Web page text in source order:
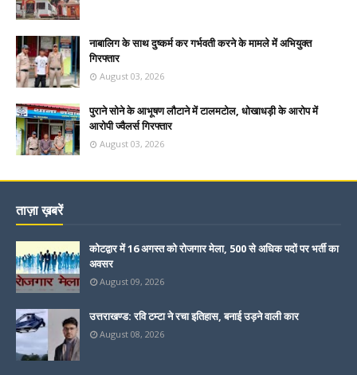
नाबालिग के साथ दुष्कर्म कर गर्भवती करने के मामले में अभियुक्त
गिरफ्तार
August 03, 2026
पुराने सोने के आभूषण लौटाने में टालमटोल, धोखाधड़ी के आरोप में
आरोपी ज्वैलर्स गिरफ्तार
August 03, 2026
ताज़ा ख़बरें
कोटद्वार में 16 अगस्त को रोजगार मेला, 500 से अधिक पदों पर भर्ती का
अवसर
August 09, 2026
उत्तराखण्ड: रवि टम्टा ने रचा इतिहास, बनाई उड़ने वाली कार
August 08, 2026